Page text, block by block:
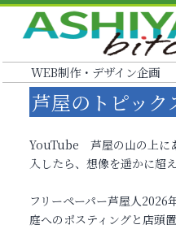
WEB制作・デザイン企画
芦屋のトピック
YouTube 芦屋の山の上に
入したら、想像を遥かに超
フリーペーパー芦屋人2026
庭へのポスティングと店頭